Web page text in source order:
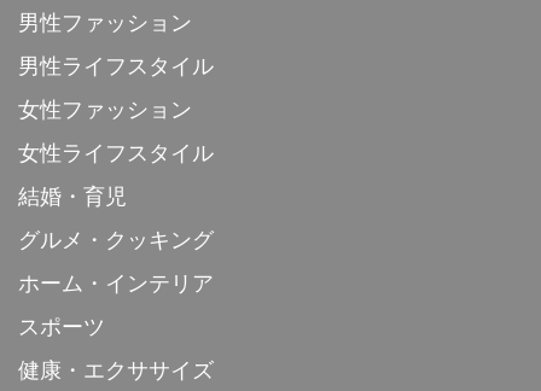
男性ファッション
男性ライフスタイル
女性ファッション
女性ライフスタイル
結婚・育児
グルメ・クッキング
ホーム・インテリア
スポーツ
健康・エクササイズ